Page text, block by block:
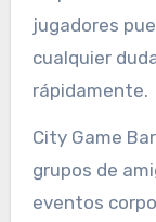
jugadores
cualquier
rápidamente.
City Game
grupos de
eventos